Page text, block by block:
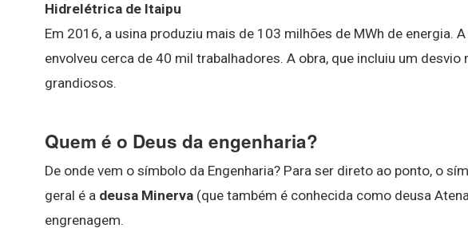
Hidrelétrica de Itaipu
Em 2016, a usina produziu mais de 103 milhões de MWh de energia.
envolveu cerca de 40 mil trabalhadores. A obra, que incluiu um desvio
grandiosos.
Quem é o Deus da engenharia?
De onde vem o símbolo da Engenharia? Para ser direto ao ponto, o
geral é a deusa Minerva (que também é conhecida como deusa
engrenagem.